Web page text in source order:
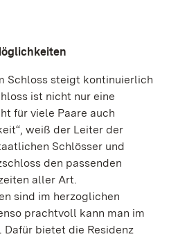
Schloss steigt kontinuierlich
ist nicht nur eine
für viele Paare auch
weiß der Leiter der
Schlösser und
den passenden
aller Art.
sind im herzoglichen
prachtvoll kann man im
bietet die Residenz